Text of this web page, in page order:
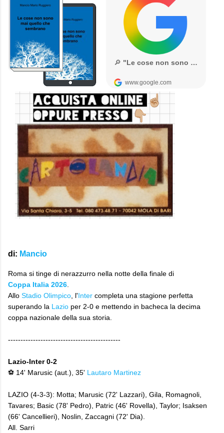
di: Mancio
​Roma si tinge di nerazzurro nella notte della finale di
Coppa Italia 2026.
Allo Stadio Olimpico, l'Inter completa una stagione perfetta
superando la Lazio per 2-0 e mettendo in bacheca la decima
coppa nazionale della sua storia.
---------------------------------------------
Lazio-Inter 0-2
⚽ 14' Marusic (aut.), 35' Lautaro Martinez
LAZIO (4-3-3): Motta; Marusic (72' Lazzari), Gila, Romagnoli,
Tavares; Basic (78' Pedro), Patric (46' Rovella), Taylor; Isaksen
(66' Cancellieri), Noslin, Zaccagni (72' Dia).
All. Sarri